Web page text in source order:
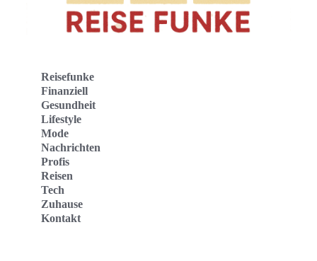
Reisefunke
Finanziell
Gesundheit
Lifestyle
Mode
Nachrichten
Profis
Reisen
Tech
Zuhause
Kontakt